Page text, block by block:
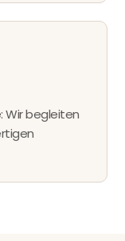
Wir begleiten